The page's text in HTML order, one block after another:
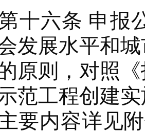
六条 申报公
发展水平和
原则，对照
范工程创建
要内容详见